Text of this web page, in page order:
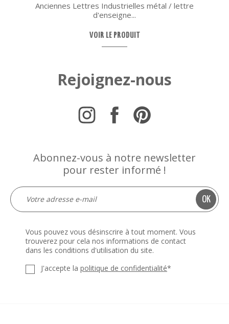
Anciennes Lettres Industrielles métal / lettre
d'enseigne...
VOIR LE PRODUIT
Rejoignez-nous
Abonnez-vous à notre newsletter
pour rester informé !
Vous pouvez vous désinscrire à tout moment. Vous
trouverez pour cela nos informations de contact
dans les conditions d'utilisation du site.
J'accepte la politique de confidentialité*